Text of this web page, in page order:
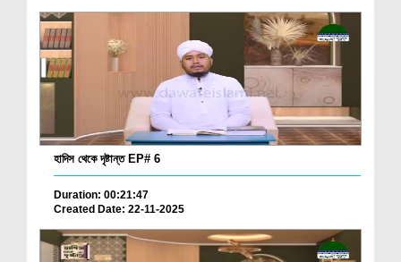
হাদিস থেকে দৃষ্টান্ত EP# 6
Duration: 00:21:47
Created Date: 22-11-2025